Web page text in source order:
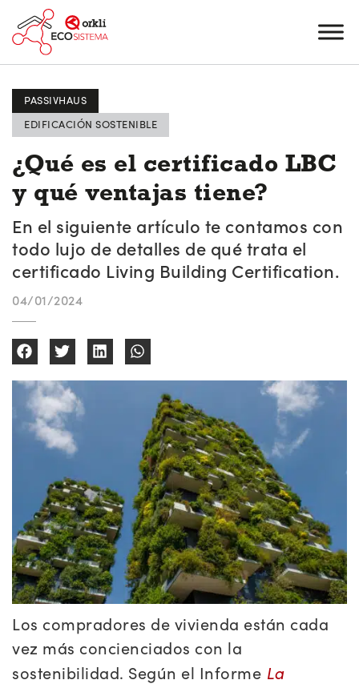
PASSIVHAUS
EDIFICACIÓN SOSTENIBLE
¿Qué es el certificado LBC
y qué ventajas tiene?
En el siguiente artículo te contamos con
todo lujo de detalles de qué trata el
certificado Living Building Certification.
04/01/2024
Los compradores de vivienda están cada
vez más concienciados con la
sostenibilidad. Según el Informe La